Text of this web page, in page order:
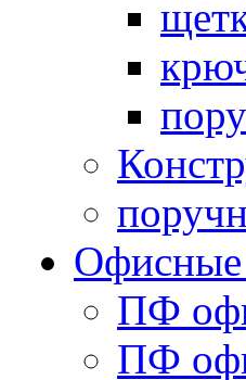
Офисные
ПФ
ПФ